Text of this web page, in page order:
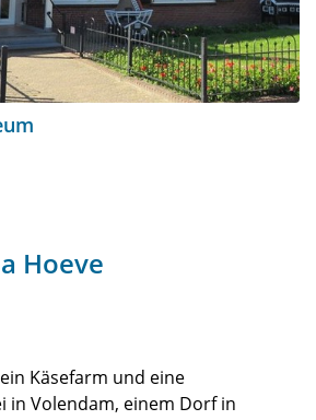
Hoeve
Käsefarm und eine
in Volendam, einem Dorf in